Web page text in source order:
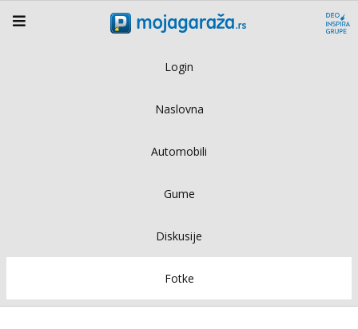
Login
Naslovna
Automobili
Gume
Diskusije
Fotke